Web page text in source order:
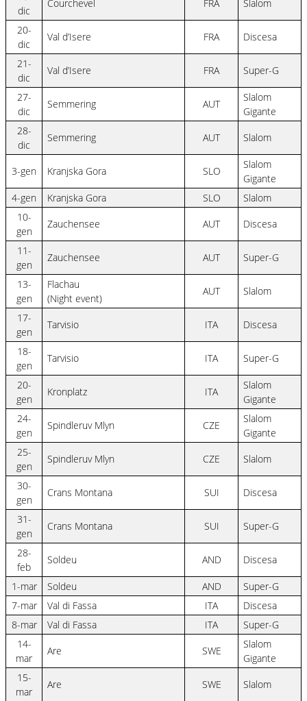
dic
Courchevel FRA Slalom
20-
dic
Val d’Isere FRA Discesa
21-
dic
Val d’Isere FRA Super-G
27-
dic
Semmering AUT
Slalom
Gigante
28-
dic
Semmering AUT Slalom
3-gen Kranjska Gora SLO
Slalom
Gigante
4-gen
Kranjska Gora SLO
Slalom
10-
gen
Zauchensee AUT Discesa
11-
gen
Zauchensee AUT Super-G
13-
gen
Flachau
(Night event)
AUT Slalom
17-
gen
Tarvisio ITA Discesa
18-
gen
Tarvisio ITA Super-G
20-
gen
Kronplatz ITA
Slalom
Gigante
24-
gen
Spindleruv Mlyn CZE
Slalom
Gigante
25-
gen
Spindleruv Mlyn CZE Slalom
30-
gen
Crans Montana SUI Discesa
31-
gen
Crans Montana SUI Super-G
28-
feb
Soldeu AND Discesa
1-mar Soldeu AND
Super-G
7-mar
Val di Fassa ITA
Discesa
8-mar
Val di Fassa ITA
Super-G
14-
mar
Are SWE
Slalom
Gigante
15-
mar
Are SWE Slalom